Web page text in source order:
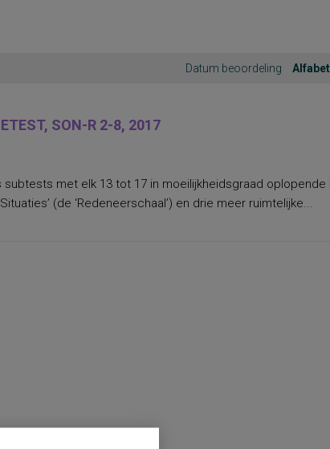
Datum beoordeling
SON-R 2-8, 2017
met elk 13 tot 17 in moeilijkheidsgraad oplopende
(de ‘Redeneerschaal’) en drie meer ruimtelijke...